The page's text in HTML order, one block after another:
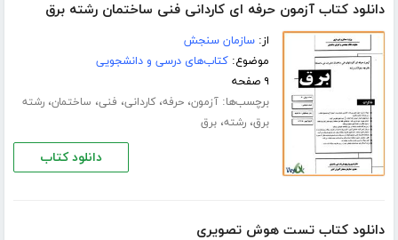
دانلود کتاب آزمون حرفه ای کاردانی فنی ساختمان رشته برق
از:سازمان سنجش
موضوع:کتاب‌های درسی و دانشجویی
۹ صفحه
برچسب‌ها:آزمون،حرفه،کاردانی، فنی، ساختمان،رشته
برق،رشته،برق
دانلود کتاب
دانلود کتاب تست هوش تصویری